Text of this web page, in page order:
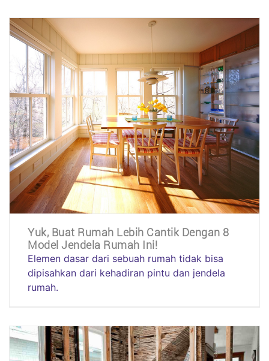
Yuk, Buat Rumah Lebih Cantik Dengan 8
Model Jendela Rumah Ini!
Elemen dasar dari sebuah rumah tidak bisa
dipisahkan dari kehadiran pintu dan jendela
rumah.